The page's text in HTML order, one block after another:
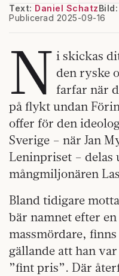
Text: Daniel Schatz
Publicerad 2025-09-16
N i skickas
den ryske
farfar när
på flykt undan
offer för den
Sverige – när Jan
Leninpriset – delas
mångmiljonären
Bland tidigare
bär namnet efter
massmördare,
gällande att han
”fint pris”. Där